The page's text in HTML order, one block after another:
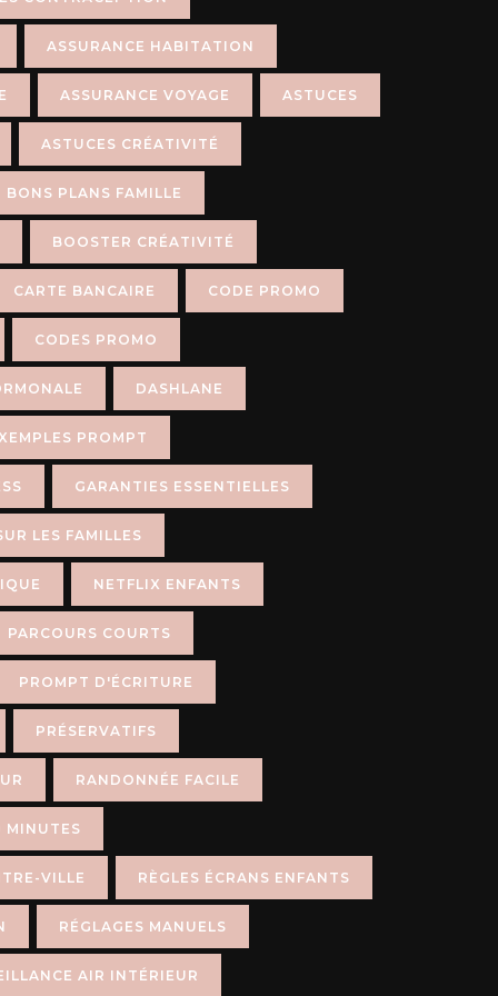
ASSURANCE HABITATION
ASSURANCE VOYAGE ASTUCES
ASTUCES CRÉATIVITÉ
BONS PLANS FAMILLE
BOOSTER CRÉATIVITÉ
CARTE BANCAIRE CODE PROMO
CODES PROMO
DASHLANE
PROMPT
GARANTIES ESSENTIELLES
LES FAMILLES
NETFLIX ENFANTS
PARCOURS COURTS
PROMPT D'ÉCRITURE
PRÉSERVATIFS
RANDONNÉE FACILE
MINUTES
VILLE RÈGLES ÉCRANS ENFANTS
RÉGLAGES MANUELS
AIR INTÉRIEUR